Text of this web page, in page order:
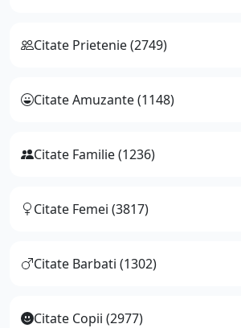
Citate Prietenie (2749)
Citate Amuzante (1148)
Citate Familie (1236)
Citate Femei (3817)
Citate Barbati (1302)
Citate Copii (2977)